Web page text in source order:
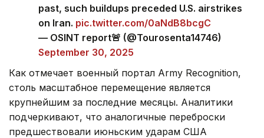
past, such buildups preceded U.S. airstrikes
on Iran. pic.twitter.com/0aNdB8bcgC
— OSINT report🚨 (@Tourosenta14746)
September 30, 2025
Как отмечает военный портал Army Recognition,
столь масштабное перемещение является
крупнейшим за последние месяцы. Аналитики
подчеркивают, что аналогичные переброски
предшествовали июньским ударам США